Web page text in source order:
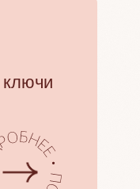
ключи